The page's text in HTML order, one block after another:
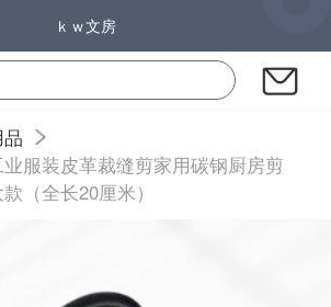
ｋｗ文房
服装皮革裁缝剪家用碳钢厨房剪
（全长20厘米）